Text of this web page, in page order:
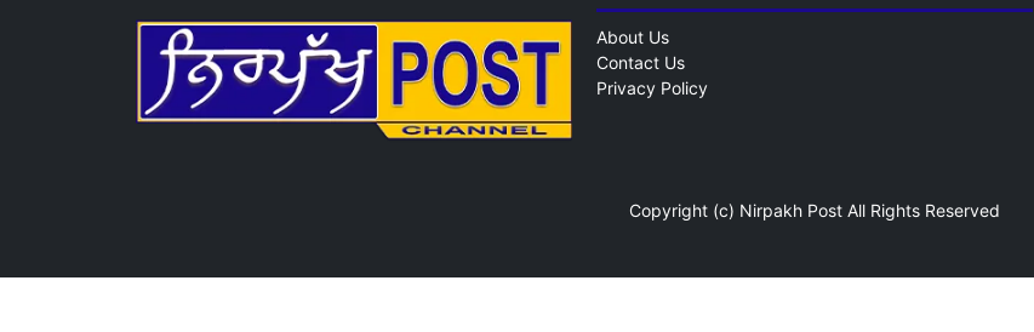
About Us
Contact Us
Privacy Policy
Copyright (c) Nirpakh Post All Rights Reserved